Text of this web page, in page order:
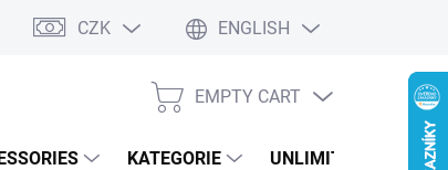
CZK ENGLISH
SHOPPING
EMPTY CART
KATEGORIE UNLIMITED